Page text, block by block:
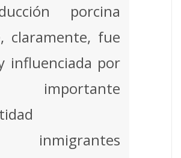
porcina
claramente, fue
influenciada por
inmigrantes